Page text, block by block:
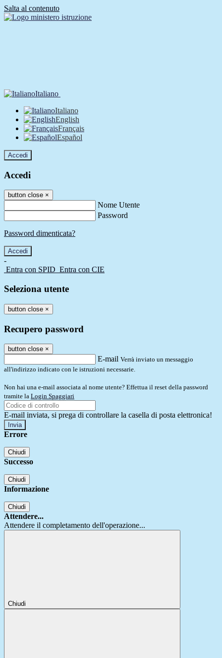
Salta al contenuto
Italiano
Italiano
English
Français
Español
Accedi
Accedi
button close ×
Nome Utente
Password
Password dimenticata?
-
Entra con SPID Entra con CIE
Seleziona utente
button close ×
Recupero password
button close ×
E-mail Verrà inviato un messaggio
all'indirizzo indicato con le istruzioni necessarie.
Non hai una e-mail associata al nome utente? Effettua il reset della password
tramite la Login Spaggiari
E-mail inviata, si prega di controllare la casella di posta elettronica!
Errore
Chiudi
Successo
Chiudi
Informazione
Chiudi
Attendere...
Attendere il completamento dell'operazione...
Chiudi